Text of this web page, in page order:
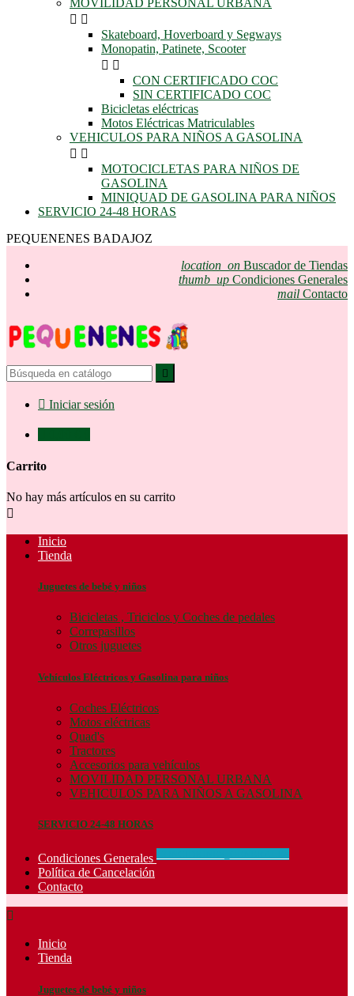
 
Skateboard, Hoverboard y Segways
Monopatin, Patinete, Scooter
 
CON CERTIFICADO COC
SIN CERTIFICADO COC
Bicicletas eléctricas
Motos Eléctricas Matriculables
VEHICULOS PARA NIÑOS A GASOLINA
 
MOTOCICLETAS PARA NIÑOS DE
GASOLINA
MINIQUAD DE GASOLINA PARA NIÑOS
SERVICIO 24-48 HORAS
PEQUENENES BADAJOZ
location_on Buscador de Tiendas
thumb_up Condiciones Generales
mail Contacto

 Iniciar sesión
Carrito
No hay más artículos en su carrito

Inicio
Tienda
Juguetes de bebé y niños
Bicicletas , Triciclos y Coches de pedales
Correpasillos
Otros juguetes
Vehículos Eléctricos y Gasolina para niños
Coches Eléctricos
Motos eléctricas
Quad's
Tractores
Accesorios para vehículos
MOVILIDAD PERSONAL URBANA
VEHICULOS PARA NIÑOS A GASOLINA
SERVICIO 24-48 HORAS
Condiciones Generales
Política de Cancelación
Contacto

Inicio
Tienda
Juguetes de bebé y niños